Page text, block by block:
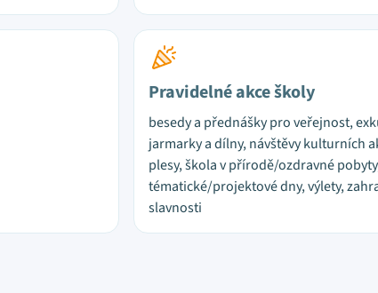
Pravidelné akce školy
besedy a přednášky pro veřejnost,
jarmarky a dílny, návštěvy kulturních
plesy, škola v přírodě/ozdravné
tématické/projektové dny, výlety,
slavnosti